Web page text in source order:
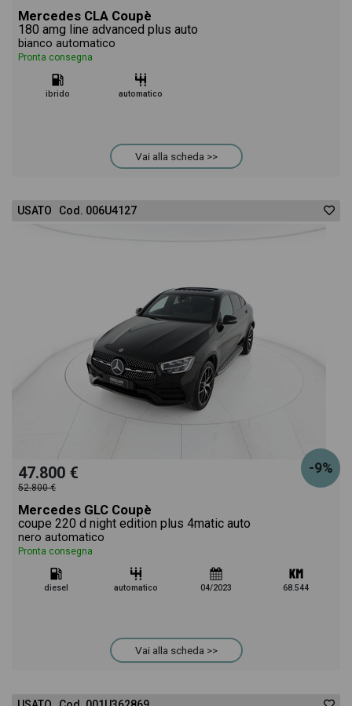
Mercedes CLA Coupè
180 amg line advanced plus auto
bianco automatico
Pronta consegna
ibrido automatico
Vai alla scheda >>
USATO Cod. 006U4127
-9%
47.800 €
52.800 €
Mercedes GLC Coupè
coupe 220 d night edition plus 4matic auto
nero automatico
Pronta consegna
diesel automatico 04/2023 68.544
Vai alla scheda >>